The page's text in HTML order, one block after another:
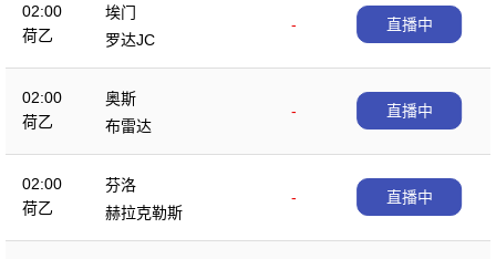
02:00
荷乙
埃门
-
罗达JC
直播中
02:00
荷乙
奥斯
-
布雷达
直播中
02:00
荷乙
芬洛
-
赫拉克勒斯
直播中